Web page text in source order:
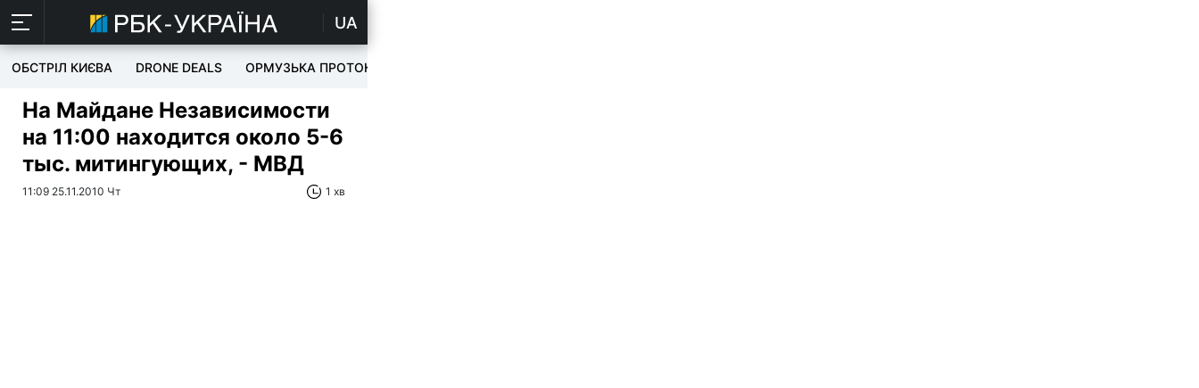
UA
ОБСТРІЛ КИЄВА DRONE DEALS ОРМУЗЬКА ПРОТОКА
На Майдане Независимости
на 11:00 находится около 5-6
тыс. митингующих, - МВД
11:09 25.11.2010 Чт 1 хв